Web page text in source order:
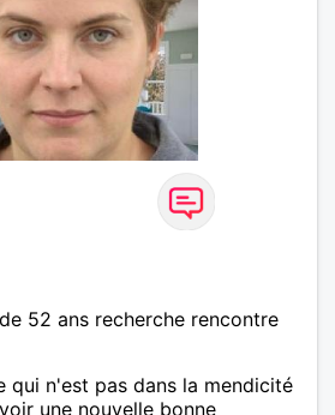
52 ans recherche rencontre
qui n'est pas dans la mendicité
une nouvelle bonne